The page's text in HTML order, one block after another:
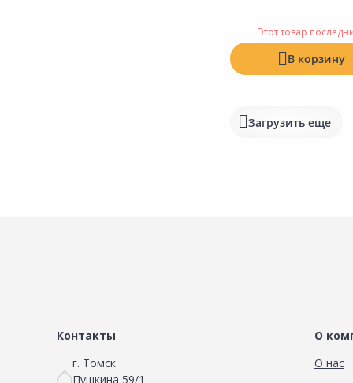
Этот товар
В корзину
Загрузить еще
Контакты
г. Томск
Пушкина 59/1
О
О нас